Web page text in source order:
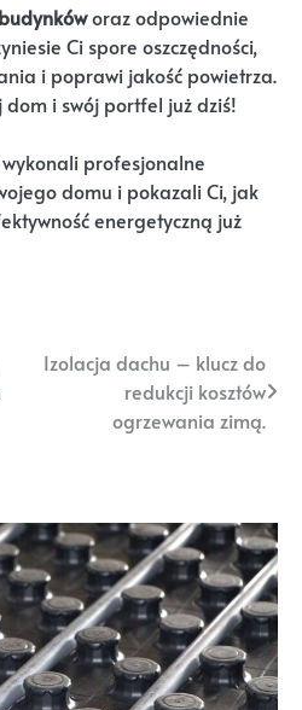
oraz odpowiednie
Ci spore oszczędności,
i poprawi jakość powietrza.
i swój portfel już dziś!
profesjonalne
domu i pokazali Ci, jak
energetyczną już
Izolacja dachu – klucz do
redukcji kosztów
ogrzewania zimą.